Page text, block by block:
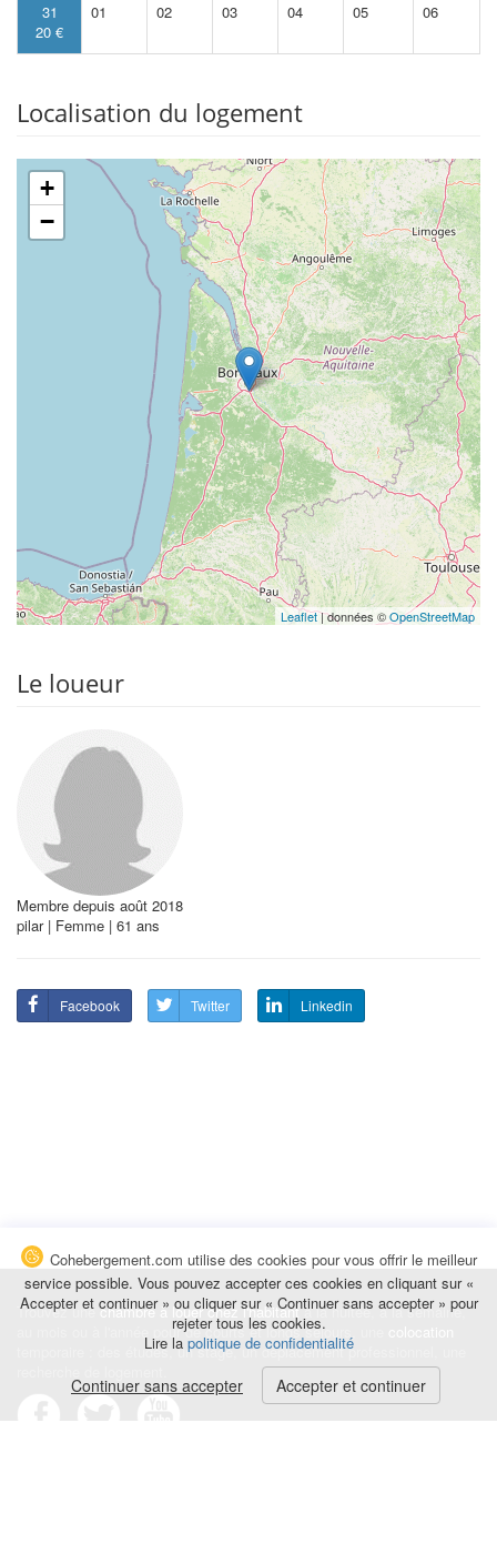
31
20 €
01 02 03 04 05 06
Localisation du logement
+
−
Leaflet| données ©OpenStreetMap
Le loueur
Membre depuis août 2018
pilar | Femme | 61 ans
Facebook Twitter Linkedin
Trouvez unechambre à louer chez l'habitantà la nuitée, à la semaine,
au mois ou à l'année pour de courts et longs séjours, une
temporaire : des études, un stage, un déplacement professionnel, une
Cohebergement.com utilise des cookies pour vous offrir le meilleur
service possible. Vous pouvez accepter ces cookies en cliquant sur «
Accepter et continuer » ou cliquer sur « Continuer sans accepter » pour
rejeter tous les cookies.
Lire la politique de confidentialité
Continuer sans accepter Accepter et continuer